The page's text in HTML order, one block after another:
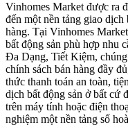
Vinhomes Market được ra
đến một nền tảng giao
hàng. Tại Vinhomes
bất động sản phù hợp nhu
Đa Dạng, Tiết Kiệm,
chính sách bán hàng đầy
thức thanh toán an toàn,
dịch bất động sản ở bất cứ
trên máy tính hoặc điện
nghiệm một nền tảng số